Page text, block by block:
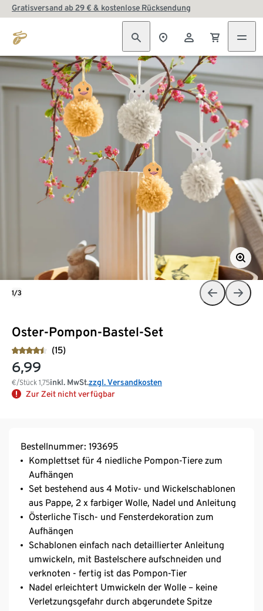
Gratisversand ab 29 € & kostenlose Rücksendung
Oster-Pompon-Bastel-Set
(15)
6,99
€/Stück 1,75inkl. MwSt.zzgl. Versandkosten
Zur Zeit nicht verfügbar
1/3
Bestellnummer: 193695
Komplettset für 4 niedliche Pompon-Tiere zum
Aufhängen
Set bestehend aus 4 Motiv- und Wickelschablonen
aus Pappe, 2 x farbiger Wolle, Nadel und Anleitung
Österliche Tisch- und Fensterdekoration zum
Aufhängen
Schablonen einfach nach detaillierter Anleitung
umwickeln, mit Bastelschere aufschneiden und
verknoten - fertig ist das Pompon-Tier
Nadel erleichtert Umwickeln der Wolle – keine
Verletzungsgefahr durch abgerundete Spitze